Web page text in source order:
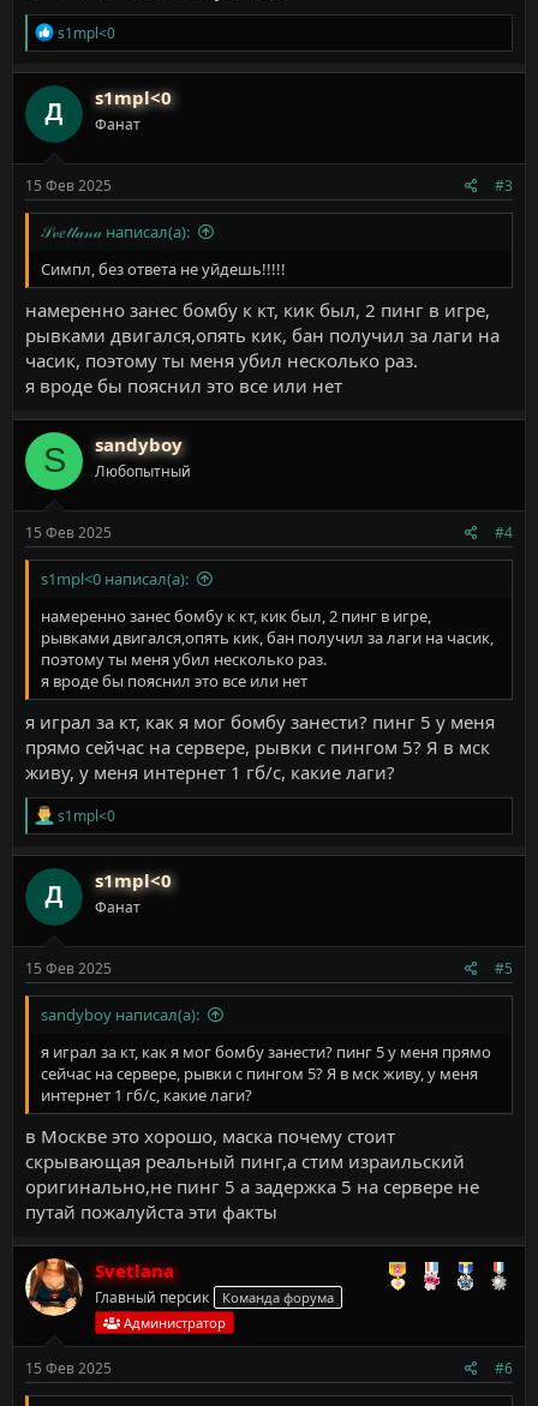
Р
е
а
к
ц
и
и
s1mpl<0
s1mpl<0
Фанат
15 Фев 2025 #3
𝒮𝓋𝑒𝓉𝓁𝒶𝓃𝒶 написал(а):
Симпл, без ответа не уйдешь!!!!!
намеренно занес бомбу к кт, кик был, 2 пинг в игре,
рывками двигался,опять кик, бан получил за лаги на
часик, поэтому ты меня убил несколько раз.
я вроде бы пояснил это все или нет
S sandyboy
Любопытный
15 Фев 2025 #4
s1mpl<0 написал(а):
намеренно занес бомбу к кт, кик был, 2 пинг в игре,
рывками двигался,опять кик, бан получил за лаги на часик,
поэтому ты меня убил несколько раз.
я вроде бы пояснил это все или нет
я играл за кт, как я мог бомбу занести? пинг 5 у меня
прямо сейчас на сервере, рывки с пингом 5? Я в мск
живу, у меня интернет 1 гб/с, какие лаги?
Р
е
а
к
ц
и
и
s1mpl<0
s1mpl<0
Фанат
15 Фев 2025 #5
sandyboy написал(а):
я играл за кт, как я мог бомбу занести? пинг 5 у меня прямо
сейчас на сервере, рывки с пингом 5? Я в мск живу, у меня
интернет 1 гб/с, какие лаги?
в Москве это хорошо, маска почему стоит
скрывающая реальный пинг,а стим израильский
оригинально,не пинг 5 а задержка 5 на сервере не
путай пожалуйста эти факты
Svetlana
Главный персик
Команда форума
Администратор
15 Фев 2025 #6